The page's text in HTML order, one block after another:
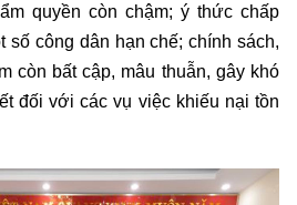
quyền còn chậm; ý thức chấp
số công dân hạn chế; chính sách,
còn bất cập, mâu thuẫn, gây khó
đối với các vụ việc khiếu nại tồn